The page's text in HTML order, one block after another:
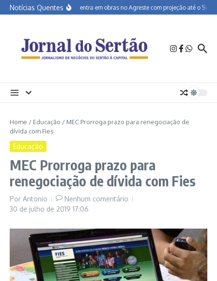
Ir para o conteúdo
Notícias QuentesBR-232 entra em obras no Agreste com projeção até o Sertão
Home / Educação / MEC Prorroga prazo para renegociação de
dívida com Fies
Educação
MEC Prorroga prazo para
renegociação de dívida com Fies
Por Antonio
Nenhum comentário
30 de julho de 2019 17:06